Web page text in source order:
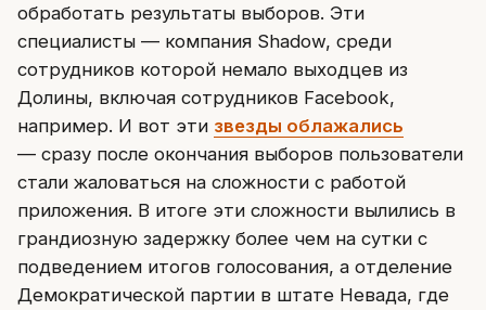
обработать результаты выборов. Эти
специалисты — компания Shadow, среди
сотрудников которой немало выходцев из
Долины, включая сотрудников Facebook,
например. И вот эти звезды облажались
— сразу после окончания выборов пользователи
стали жаловаться на сложности с работой
приложения. В итоге эти сложности вылились в
грандиозную задержку более чем на сутки с
подведением итогов голосования, а отделение
Демократической партии в штате Невада, где